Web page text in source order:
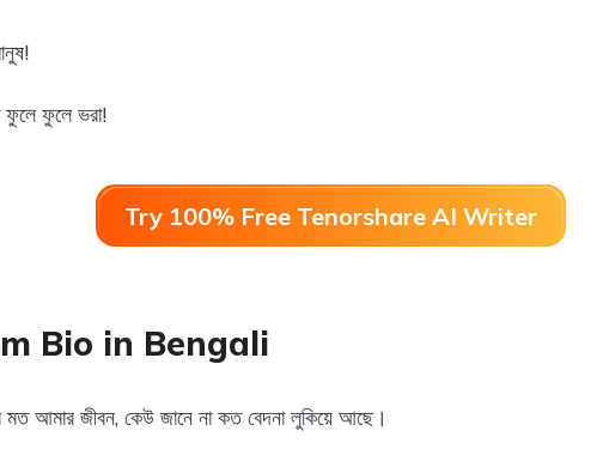
ফুলে ফুলে ভরা!
Try 100% Free Tenorshare AI Writer
Bio in Bengali
মত আমার জীবন, কেউ জানে না কত বেদনা লুকিয়ে আছে।